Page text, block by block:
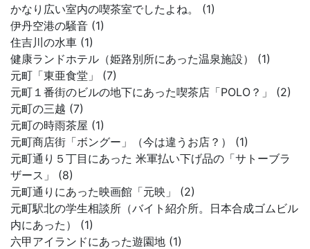
かなり広い室内の喫茶室でしたよね。 (1)
伊丹空港の騒音 (1)
住吉川の水車 (1)
健康ランドホテル（姫路別所にあった温泉施設） (1)
元町「東亜食堂」 (7)
元町１番街のビルの地下にあった喫茶店「POLO？」 (2)
元町の三越 (7)
元町の時雨茶屋 (1)
元町商店街「ボングー」（今は違うお店？） (1)
元町通り５丁目にあった 米軍払い下げ品の「サトーブラ
ザース」 (8)
元町通りにあった映画館「元映」 (2)
元町駅北の学生相談所（バイト紹介所。日本合成ゴムビル
内にあった） (1)
六甲アイランドにあった遊園地 (1)